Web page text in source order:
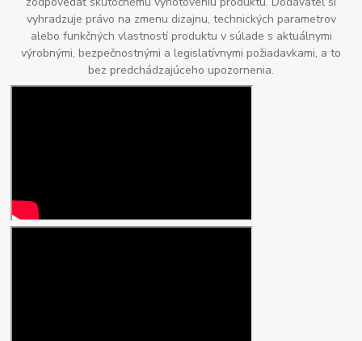
vyhradzuje právo na zmenu dizajnu, technických parametrov
alebo funkčných vlastností produktu v súlade s aktuálnymi
výrobnými, bezpečnostnými a legislatívnymi požiadavkami, a to
bez predchádzajúceho upozornenia.